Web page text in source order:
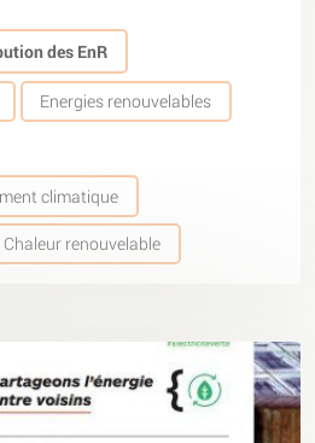
des EnR
Energies renouvelables
climatique
Chaleur renouvelable